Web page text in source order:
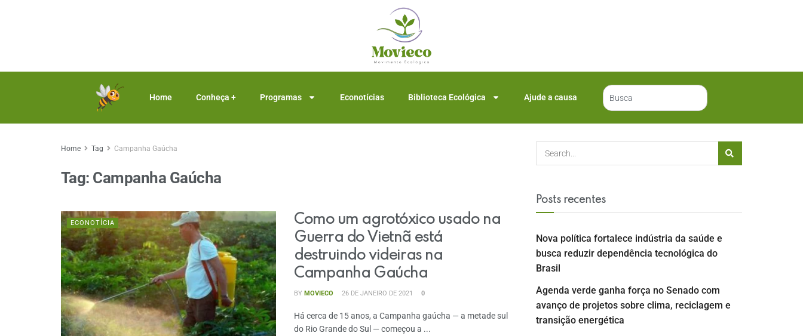
Home Conheça + Programas Econotícias Biblioteca Ecológica Ajude a causa
Home Tag Campanha Gaúcha
Tag: Campanha Gaúcha
ECONOTÍCIA
Como um agrotóxico usado na
Guerra do Vietnã está
destruindo videiras na
Campanha Gaúcha
BY MOVIECO 26 DE JANEIRO DE 2021 0
Há cerca de 15 anos, a Campanha gaúcha — a metade sul
do Rio Grande do Sul — começou a ...
Posts recentes
Nova política fortalece indústria da saúde e
busca reduzir dependência tecnológica do
Brasil
Agenda verde ganha força no Senado com
avanço de projetos sobre clima, reciclagem e
transição energética